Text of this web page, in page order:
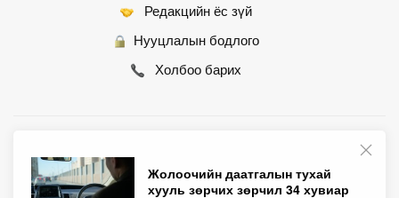
Жолоочийн даатгалын тухай
хууль зөрчих зөрчил 34 хувиар
Редакцийн ёс зүй
Нууцлалын бодлого
Холбоо барих
© 2007 - 2026 Монгол Контент ХХК • Бүх эрх хуулиар хамгаалагдсан